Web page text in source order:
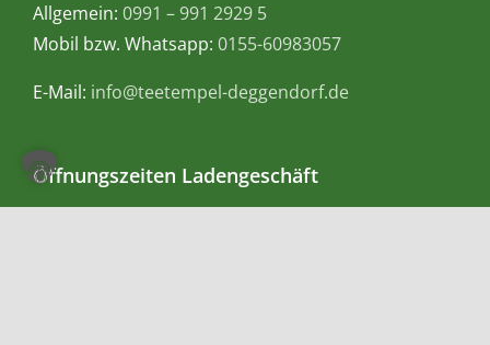
Allgemein: 0991 – 991 2929 5
Mobil bzw. Whatsapp: 0155-60983057
E-Mail: info@teetempel-deggendorf.de
Öffnungszeiten Ladengeschäft